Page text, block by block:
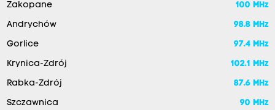
Zakopane 100 MHz
Andrychów 98.8 MHz
Gorlice 97.4 MHz
Krynica-Zdrój 102.1 MHz
Rabka-Zdrój 87.6 MHz
Szczawnica 90 MHz